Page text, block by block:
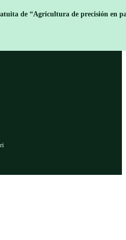
de “Agricultura de precisión en